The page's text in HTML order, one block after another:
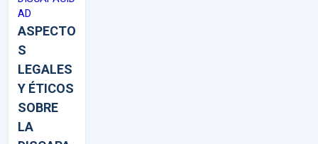
AD
ASPECTO
S
LEGALES
Y ÉTICOS
SOBRE
LA